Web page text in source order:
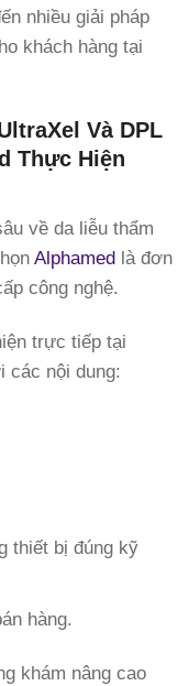
nhiều giải pháp
khách hàng tại
Và DPL
Thực Hiện
về da liễu thẩm
Alphamed là đơn
công nghệ.
trực tiếp tại
các nội dung:
thiết bị đúng kỹ
hàng.
khám nâng cao